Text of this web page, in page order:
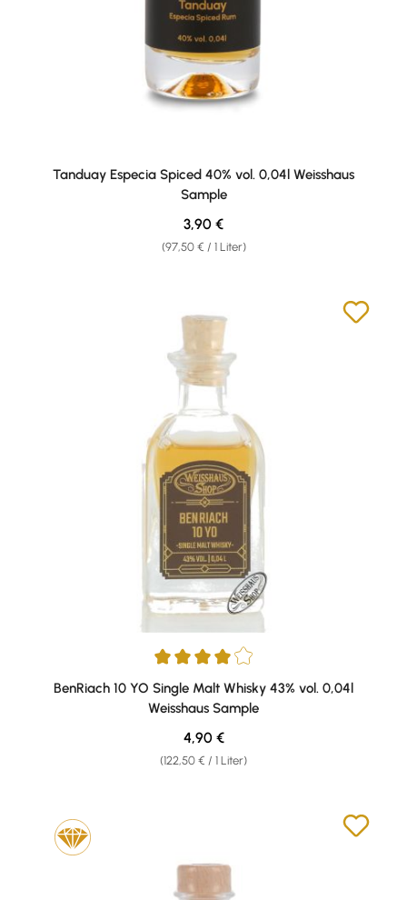
Tanduay Especia Spiced 40% vol. 0,04l Weisshaus
Sample
(97,50 € / 1 Liter)
Regulärer Preis:
3,90 €
Durchschnittliche Bewertung von 4 von 5 Sternen
BenRiach 10 YO Single Malt Whisky 43% vol. 0,04l
Weisshaus Sample
(122,50 € / 1 Liter)
Regulärer Preis:
4,90 €